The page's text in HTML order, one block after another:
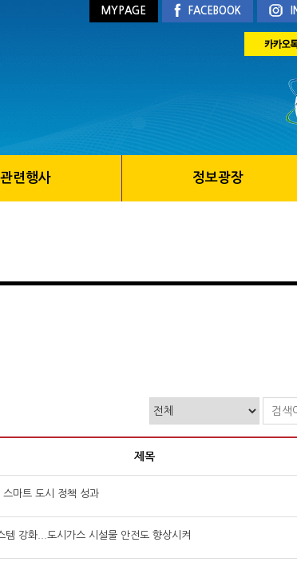
MYPAGE FACEBOOK
관련행사 정보광장
제목
마트 도시 정책 성과
템 강화...도시가스 시설물 안전도 향상시켜